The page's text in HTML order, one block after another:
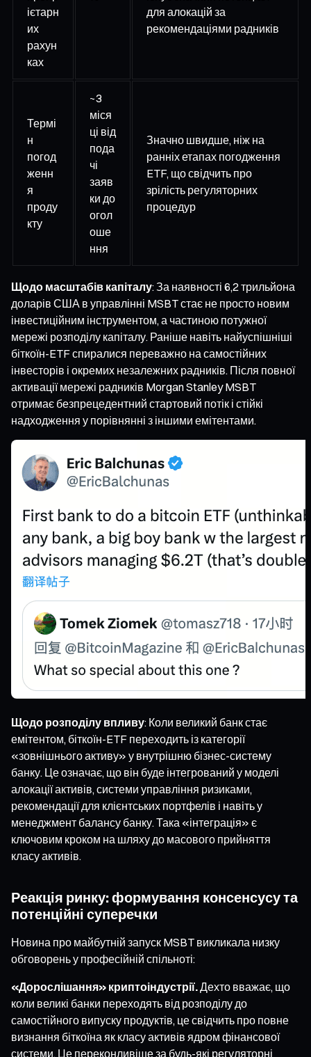
ієтарн
их
рахун
ках
для алокацій за
рекомендаціями радників
Термі
н
погод
женн
я
проду
кту
~3
міся
ці від
пода
чі
заяв
ки до
огол
оше
ння
Значно швидше, ніж на
ранніх етапах погодження
ETF, що свідчить про
зрілість регуляторних
процедур
Щодо масштабів капіталу: За наявності 6,2 трильйона
доларів США в управлінні MSBT стає не просто новим
інвестиційним інструментом, а частиною потужної
мережі розподілу капіталу. Раніше навіть найуспішніші
біткоїн-ETF спиралися переважно на самостійних
інвесторів і окремих незалежних радників. Після повної
активації мережі радників Morgan Stanley MSBT
отримає безпрецедентний стартовий потік і стійкі
надходження у порівнянні з іншими емітентами.
Щодо розподілу впливу: Коли великий банк стає
емітентом, біткоїн-ETF переходить із категорії
«зовнішнього активу» у внутрішню бізнес-систему
банку. Це означає, що він буде інтегрований у моделі
алокації активів, системи управління ризиками,
рекомендації для клієнтських портфелів і навіть у
менеджмент балансу банку. Така «інтеграція» є
ключовим кроком на шляху до масового прийняття
класу активів.
Реакція ринку: формування консенсусу та
потенційні суперечки
Новина про майбутній запуск MSBT викликала низку
обговорень у професійній спільноті:
«Дорослішання» криптоіндустрії.Дехто вважає, що
коли великі банки переходять від розподілу до
самостійного випуску продуктів, це свідчить про повне
визнання біткоїна як класу активів ядром фінансової
системи. Це переконливіше за будь-які регуляторні